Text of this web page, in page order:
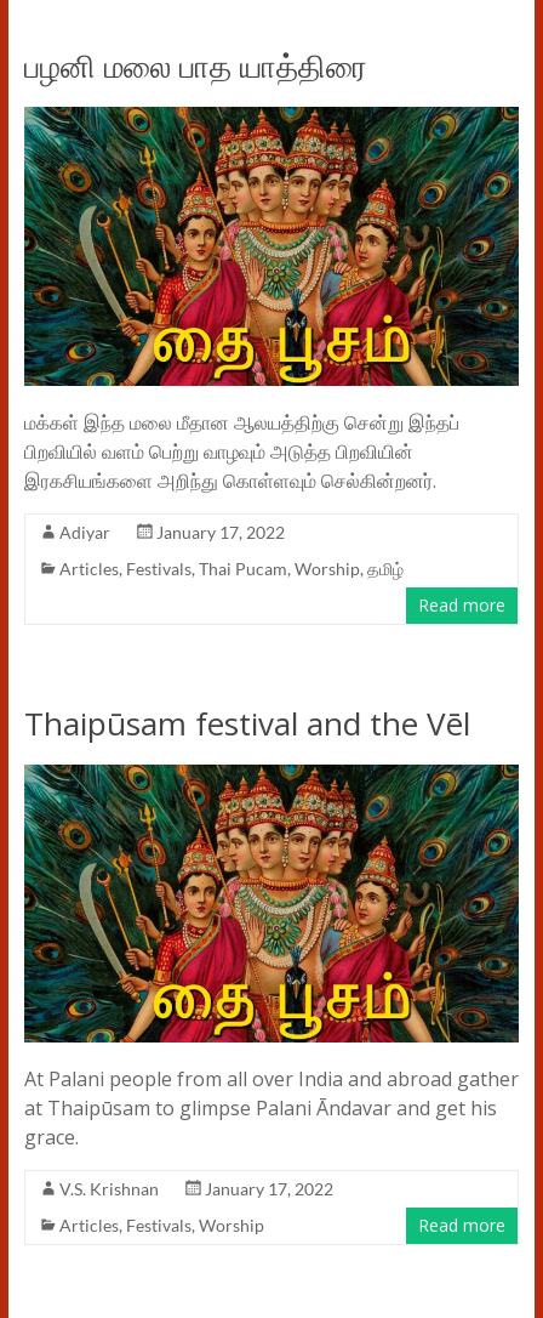
பழனி மலை பாத யாத்திரை
மக்கள் இந்த மலை மீதான ஆலயத்திற்கு சென்று இந்தப்
பிறவியில் வளம் பெற்று வாழவும் அடுத்த பிறவியின்
இரகசியங்களை அறிந்து கொள்ளவும் செல்கின்றனர்.
Adiyar
January 17, 2022
Articles, Festivals, Thai Pucam, Worship, தமிழ்
Read more
Thaipūsam festival and the Vēl
At Palani people from all over India and abroad gather
at Thaipūsam to glimpse Palani Āndavar and get his
grace.
V.S. Krishnan
January 17, 2022
Articles, Festivals, Worship Read more